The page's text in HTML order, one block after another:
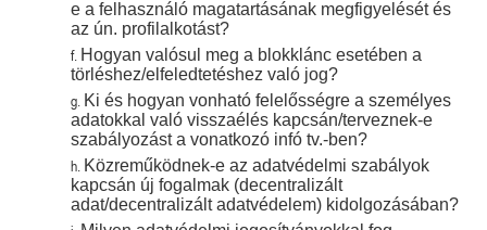
e a felhasználó magatartásának megfigyelését és
az ún. profilalkotást?
Hogyan valósul meg a blokklánc esetében a
törléshez/elfeledtetéshez való jog?
Ki és hogyan vonható felelősségre a személyes
adatokkal való visszaélés kapcsán/terveznek-e
szabályozást a vonatkozó infó tv.-ben?
Közreműködnek-e az adatvédelmi szabályok
kapcsán új fogalmak (decentralizált
adat/decentralizált adatvédelem) kidolgozásában?